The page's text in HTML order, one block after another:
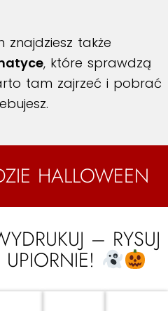
znajdziesz także
, które sprawdzą
tam zajrzeć i pobrać
HALLOWEEN
– RYSUJ